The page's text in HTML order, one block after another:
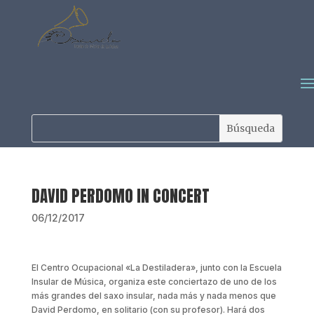
DAVID PERDOMO IN CONCERT
06/12/2017
El Centro Ocupacional «La Destiladera», junto con la Escuela
Insular de Música, organiza este conciertazo de uno de los
más grandes del saxo insular, nada más y nada menos que
David Perdomo, en solitario (con su profesor). Hará dos